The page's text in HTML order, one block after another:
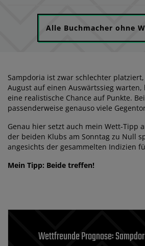
Alle Buchmacher ohne
Sampdoria ist zwar schlechter
August auf einen Auswärtssieg warten,
eine realistische Chance auf Punkte.
passenderweise genauso viele
Genau hier setzt auch mein Wett-Tipp
der beiden Klubs am Sonntag zu Null
angesichts der gesammelten Indizien
Mein Tipp: Beide treffen!
Wettfreunde Prognose: